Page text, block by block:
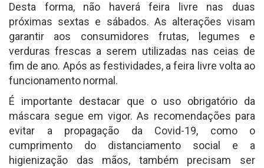
Desta forma, não haverá feira livre nas duas
próximas sextas e sábados. As alterações visam
garantir aos consumidores frutas, legumes e
verduras frescas a serem utilizadas nas ceias de
fim de ano. Após as festividades, a feira livre volta ao
funcionamento normal.
É importante destacar que o uso obrigatório da
máscara segue em vigor. As recomendações para
evitar a propagação da Covid-19, como o
cumprimento do distanciamento social e a
higienização das mãos, também precisam ser